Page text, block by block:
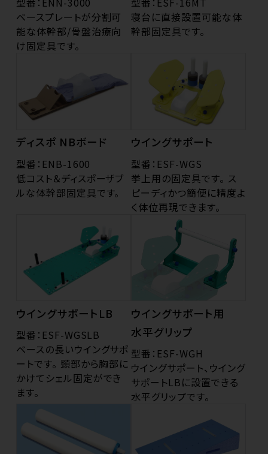
ベースプレートが分割可
能な体幹部/骨盤治療向
け固定具です。
寝台に直接設置可能な体
幹部固定具です。
ディスポ NBボード
型番：ENB-1600
低コスト＆ディスポーザブ
ルな体幹部固定具です。
ウイングサポート
型番：ESF-WGS
挙上用の固定具です。 ス
ピーディかつ簡便に精度よ
く体位再現できます。
ウイングサポートLB
型番：ESF-WGSLB
ベースの長いウイングサポ
ートです。 頸部から胸部に
かけてシェル固定ができ
ます。
ウイングサポート用
水平グリップ
型番：ESF-WGH
ウイングサポート、ウイング
サポートLBに設置できる
水平グリップです。